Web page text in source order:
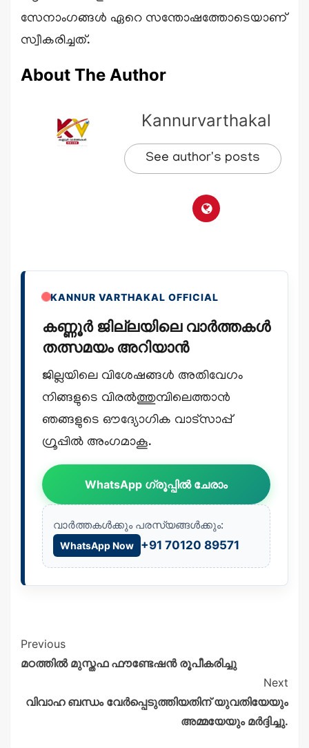
സേനാംഗങ്ങൾ ഏറെ സന്തോഷത്തോടെയാണ്
സ്വീകരിച്ചത്.
About The Author
Kannurvarthakal
See author's posts
KANNUR VARTHAKAL OFFICIAL
കണ്ണൂർ ജില്ലയിലെ വാർത്തകൾ
തത്സമയം അറിയാൻ
ജില്ലയിലെ വിശേഷങ്ങൾ അതിവേഗം
നിങ്ങളുടെ വിരൽത്തുമ്പിലെത്താൻ
ഞങ്ങളുടെ ഔദ്യോഗിക വാട്സാപ്പ്
ഗ്രൂപ്പിൽ അംഗമാകൂ.
WhatsApp ഗ്രൂപ്പിൽ ചേരാം
വാർത്തകൾക്കും പരസ്യങ്ങൾക്കും:
WhatsApp Now +91 70120 89571
Previous
മഠത്തിൽ മുസ്തഫ ഫൗണ്ടേഷൻ രൂപീകരിച്ചു
Next
വിവാഹ ബന്ധം വേർപ്പെടുത്തിയതിന് യുവതിയേയും
അമ്മയേയും മർദ്ദിച്ചു.